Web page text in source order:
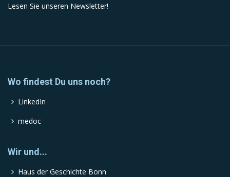
Lesen Sie unseren Newsletter!
Wo findest Du uns noch?
LinkedIn
medoc
Wir und...
Haus der Geschichte Bonn